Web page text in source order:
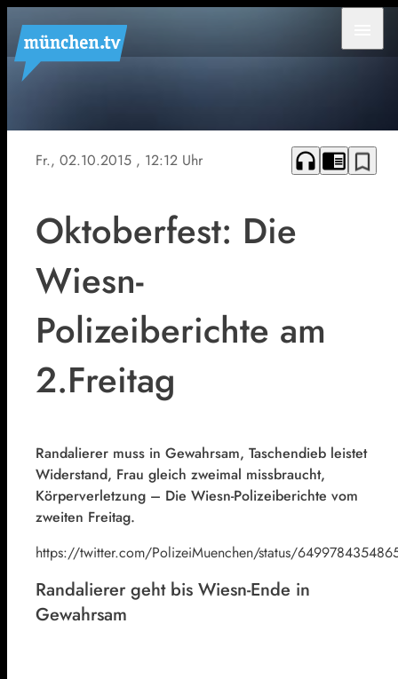
Symbolfoto
Fr., 02.10.2015 , 12:12 Uhr headphones chrome_reader_mode bookmark_border
Oktoberfest: Die
Wiesn-
Polizeiberichte am
2.Freitag
Randalierer muss in Gewahrsam, Taschendieb leistet
Widerstand, Frau gleich zweimal missbraucht,
Körperverletzung – Die Wiesn-Polizeiberichte vom
zweiten Freitag.
https://twitter.com/PolizeiMuenchen/status/
Randalierer geht bis Wiesn-Ende in
Gewahrsam